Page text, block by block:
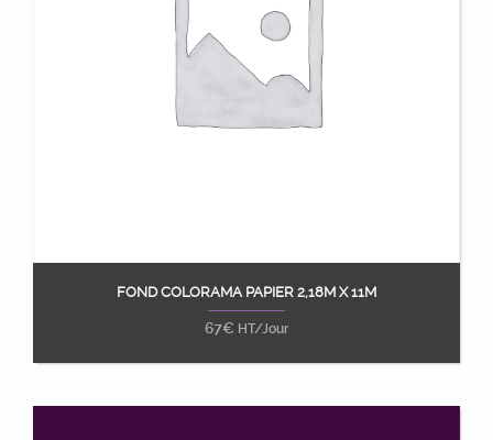
Ajouter au panier
FOND COLORAMA PAPIER 2,18M X 11M
67€ HT/Jour